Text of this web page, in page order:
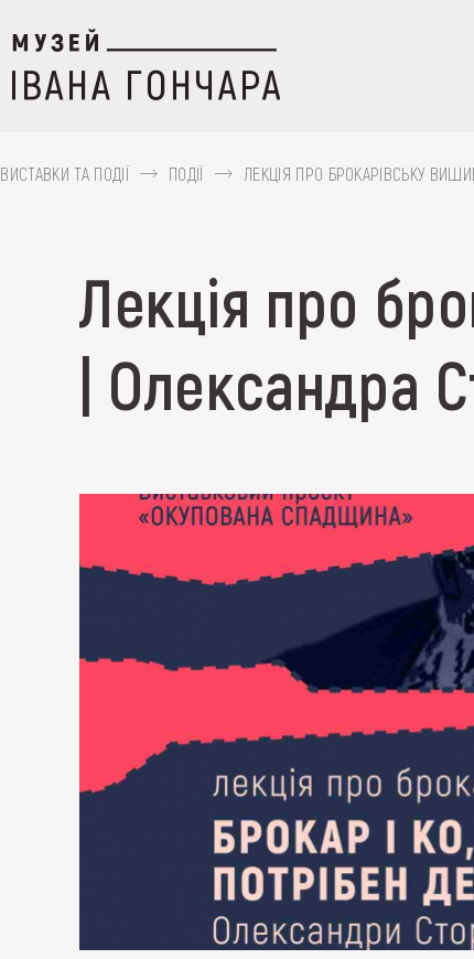
Наприклад, Козак Мамай, Гуцульщина, вишивка, скриня, ...
КОЛЕКЦІЇ
ВИСТАВКИ ТА ПОДІЇ
МЕДІА
ВІДВІДАТИ
НАВЧИТИСЯ
ПОСЛУГИ
ВИСТАВКИ ТА ПОДІЇ ПОДІЇ ЛЕКЦІЯ ПРО БРОКАРІВСЬКУ
Лекція про
| Олександра